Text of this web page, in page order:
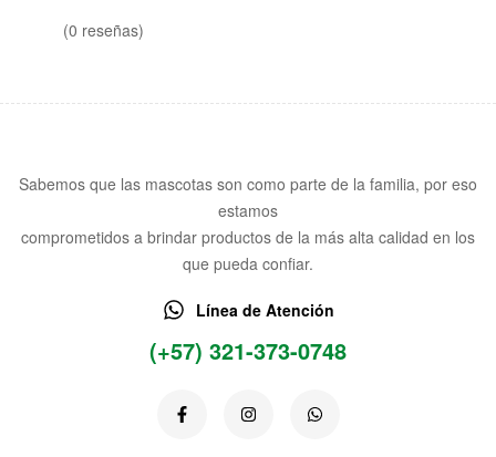
(0 reseñas)
Sabemos que las mascotas son como parte de la familia, por eso
estamos
comprometidos a brindar productos de la más alta calidad en los
que pueda confiar.
Línea de Atención
(+57) 321-373-0748